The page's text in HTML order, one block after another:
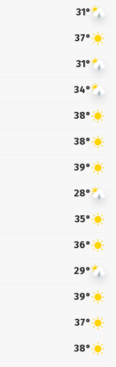
31°
37°
31°
34°
38°
38°
39°
28°
35°
36°
29°
39°
37°
38°